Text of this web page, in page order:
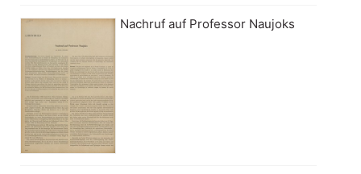
Nachruf auf Professor Naujoks